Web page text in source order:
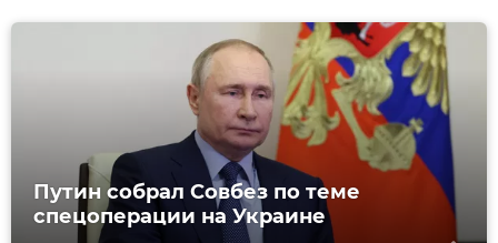
Путин собрал Совбез по теме
спецоперации на Украине